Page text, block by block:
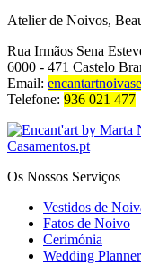
Atelier de Noivos,
Rua Irmãos Sena
6000 - 471 Castelo
Email:
Telefone: 936 021 477
Os Nossos Serviços
Vestidos de
Fatos de Noivo
Cerimónia
Wedding Planner